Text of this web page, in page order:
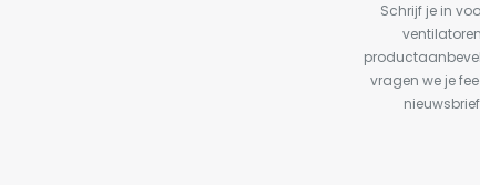
Schrijf je in
vragen we je